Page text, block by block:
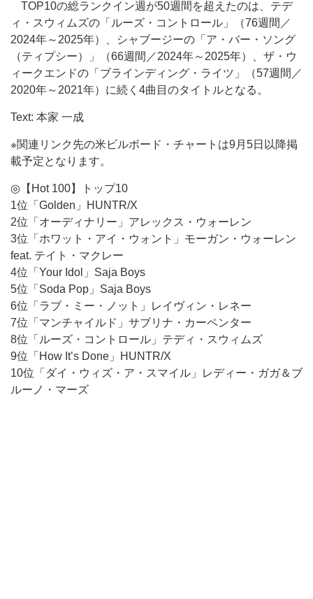
TOP10の総ランクイン週が50週間を超えたのは、テデ
ィ・スウィムズの「ルーズ・コントロール」（76週間／
2024年～2025年）、シャブージーの「ア・バー・ソング
（ティプシー）」（66週間／2024年～2025年）、ザ・ウ
ィークエンドの「ブラインディング・ライツ」（57週間／
2020年～2021年）に続く4曲目のタイトルとなる。
Text: 本家 一成
※関連リンク先の米ビルボード・チャートは9月5日以降掲
載予定となります。
◎【Hot 100】トップ10
1位「Golden」HUNTR/X
2位「オーディナリー」アレックス・ウォーレン
3位「ホワット・アイ・ウォント」モーガン・ウォーレン
feat. テイト・マクレー
4位「Your Idol」Saja Boys
5位「Soda Pop」Saja Boys
6位「ラブ・ミー・ノット」レイヴィン・レネー
7位「マンチャイルド」サブリナ・カーペンター
8位「ルーズ・コントロール」テディ・スウィムズ
9位「How It’s Done」HUNTR/X
10位「ダイ・ウィズ・ア・スマイル」レディー・ガガ＆ブ
ルーノ・マーズ